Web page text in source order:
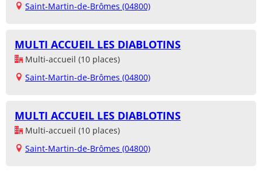
Saint-Martin-de-Brômes (04800)
MULTI ACCUEIL LES DIABLOTINS
Multi-accueil (10 places)
Saint-Martin-de-Brômes (04800)
MULTI ACCUEIL LES DIABLOTINS
Multi-accueil (10 places)
Saint-Martin-de-Brômes (04800)